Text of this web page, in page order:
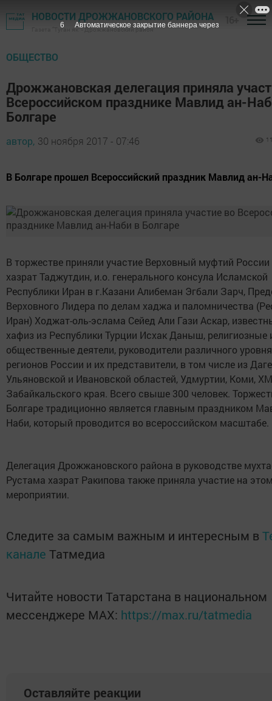
НОВОСТИ ДРОЖЖАНОВСКОГО РАЙОНА
Газета "Туган як" - Дрожжановский район
ОБЩЕСТВО
Дрожжановская делегация приняла
Всероссийском празднике Мавлид ан-
Болгаре
автор, 30 ноября 2017 - 07:46
В Болгаре прошел Всероссийский праздник Мавлид ан-
В торжестве приняли участие Верховный муфтий России
хазрат Таджутдин, и.о. генерального консула Исламской
Республики Иран в г.Казани Алибеман Эгбали Зарч,
Верховного Лидера по делам хаджа и паломничества
Иран) Ходжат-оль-эслама Сейед Али Гази Аскар,
хафиз из Республики Турции Исхак Даныш, религиозные
общественные деятели, руководители различного
регионов России и их представители, в том числе из
Ульяновской и Ивановской областей, Удмуртии, Коми,
Забайкальского края. Всего свыше 300 человек.
Болгаре традиционно является главным праздником
Наби, который проводится во всероссийском масштабе.
Делегация Дрожжановского района в руководстве
Рустама хазрат Ракипова также приняла участие на
мероприятии.
Следите за самым важным и интересным в
канале Татмедиа
Читайте новости Татарстана в национальном
мессенджере MАХ: https://max.ru/tatmedia
Оставляйте реакции
5 Автоматическое закрытие баннера через